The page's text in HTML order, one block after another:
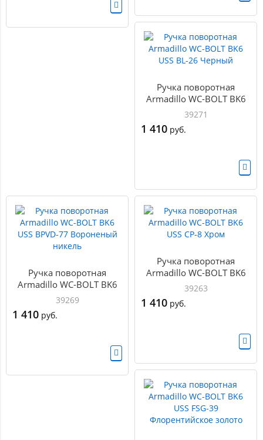
Ручка поворотная
Armadillo WC-BOLT BK6
USS BL-26 Черный
39271
1 410 руб.
Ручка поворотная
Armadillo WC-BOLT BK6
USS BPVD-77 Вороненый
39269
1 410 руб.
Ручка поворотная
Armadillo WC-BOLT BK6
USS CP-8 Хром
39263
1 410 руб.